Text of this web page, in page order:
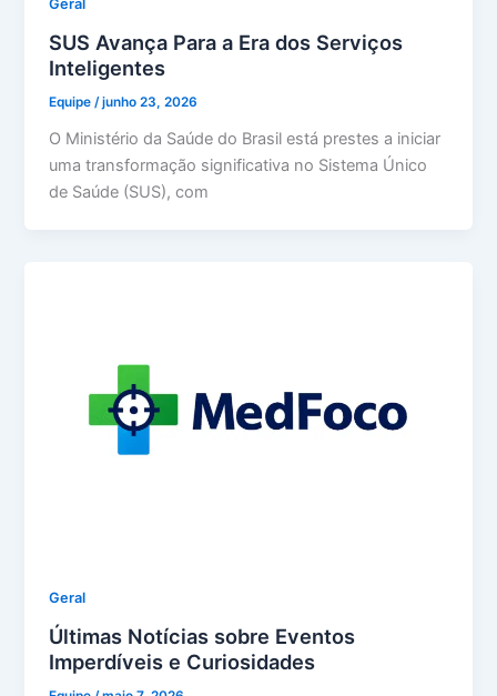
Geral
SUS Avança Para a Era dos Serviços
Inteligentes
Equipe/junho 23, 2026
O Ministério da Saúde do Brasil está prestes a iniciar
uma transformação significativa no Sistema Único
de Saúde (SUS), com
Geral
Últimas Notícias sobre Eventos
Imperdíveis e Curiosidades